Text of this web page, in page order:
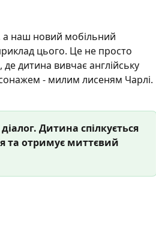
а наш новий мобільний
цього. Це не просто
дитина вивчає англійську
- милим лисеням Чарлі.
Дитина спілкується
та отримує миттєвий